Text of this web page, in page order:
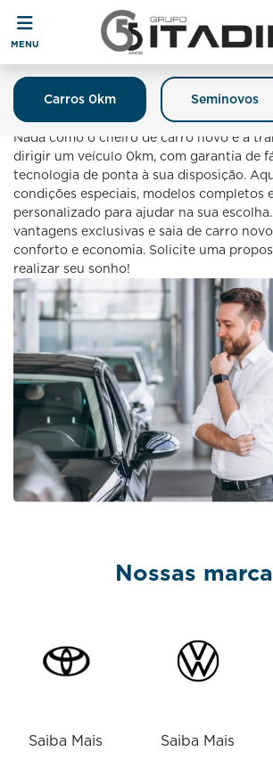
MENU
Carros 0km Seminovos
Carro 0km
Nada como o cheiro de carro novo e a
dirigir um veículo 0km, com garantia de
tecnologia de ponta à sua disposição.
condições especiais, modelos completos
personalizado para ajudar na sua
vantagens exclusivas e saia de carro
conforto e economia. Solicite uma
realizar seu sonho!
Nossas
Saiba Mais Saiba Mais